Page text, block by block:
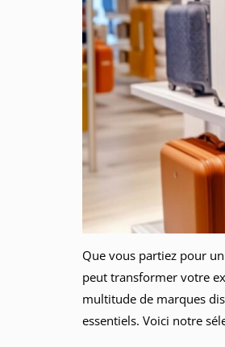
Que vous partiez pour
peut transformer votre
multitude de marques
essentiels. Voici notre